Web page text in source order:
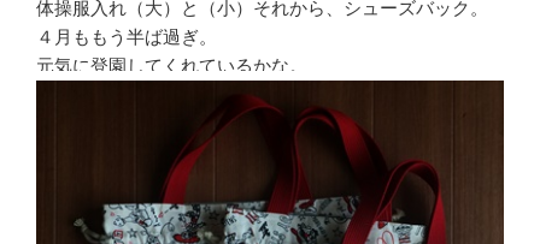
体操服入れ（大）と（小）それから、シューズバック。
４月ももう半ば過ぎ。
元気に登園してくれているかな。